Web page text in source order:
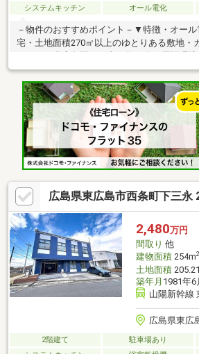
システムキッチン
オール電化
－物件のおすすめポイント－▼特徴・オール
宅・土地面積270㎡以上のゆとりある敷地・
ター「フジグラン東広島」まで車で約17分
パー、ドラッグストア、病院がそろい、
境【 ご希望の住まい探しをお手伝いします
はお気軽にお問い合わせください。
広島県東広島市西条町下三永
2,480万円
間取り 他
建物面積254m2
土地面積
築年月 1981年
山陽新幹線
広島県東広
2階建て 駐車場あり